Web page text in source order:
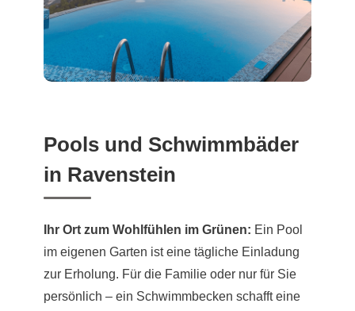
Pools und Schwimmbäder
in Ravenstein
Ihr Ort zum Wohlfühlen im Grünen: Ein Pool
im eigenen Garten ist eine tägliche Einladung
zur Erholung. Für die Familie oder nur für Sie
persönlich – ein Schwimmbecken schafft eine